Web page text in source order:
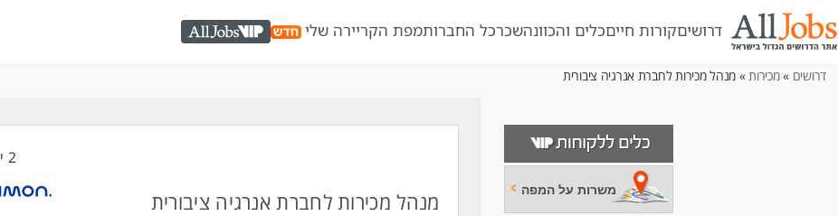
דרושיםקורות חייםכלים והכוונהשכרכל החברותמפת הקריירה שלי AllJobs VIP
דרושים »מכירות» מנהל מכירות לחברת אנרגיה ציבורית
משרות על המפה
2 ימים
מנהל מכירות לחברת אנרגיה ציבורית